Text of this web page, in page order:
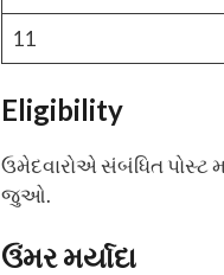
11
Eligibility
ઉમેદવારોએ સંબંધિત પોસ્ટ
જુઓ.
ઉંમર મર્યાદા